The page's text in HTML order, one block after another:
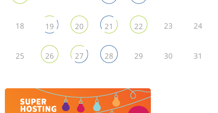
18 19 20 21 22 23 24
25 26 27 28 29 30 31